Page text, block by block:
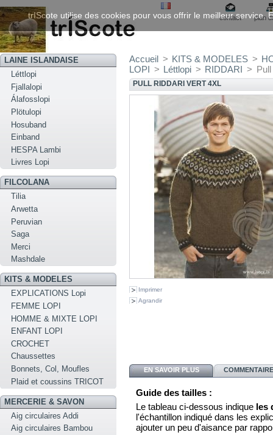
contact plan
LAINE ISLANDAISE
Léttlopi
Fjallalopi
Álafosslopi
Plötulopi
Hosuband
Einband
HESPA Lambi
Livres Lopi
FILCOLANA
Tilia
Arwetta
Peruvian
Saga
Merci
Mashdale
KITS & MODELES
EXPLICATIONS Lopi
FEMME LOPI
HOMME & MIXTE LOPI
ENFANT LOPI
CROCHET
Chaussettes
Bonnets, Col, Moufles
Plaid et coussins TRICOT
MERCERIE & SAVON
Aig circulaires Addi
Aig circulaires Bambou
Accueil > KITS & MODELES >
LOPI > Léttlopi > RIDDARI >
PULL RIDDARI VERT 4XL
Imprimer
Agrandir
EN SAVOIR PLUS
Guide des tailles :
Le tableau ci-dessous indique les
l'échantillon indiqué dans les
ajouter un peu d'aisance par
trIScote utilise des cookies pour vous offrir le meilleur